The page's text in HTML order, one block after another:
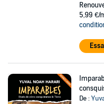
5,99 €/
De :